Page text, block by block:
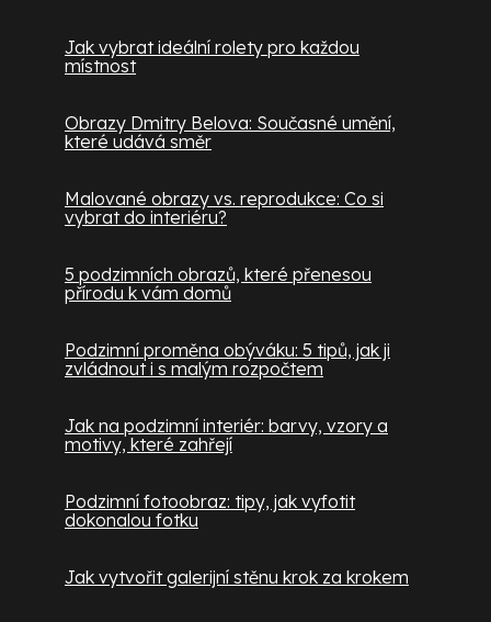
Jak vybrat ideální rolety pro každou
místnost
Obrazy Dmitry Belova: Současné umění,
které udává směr
Malované obrazy vs. reprodukce: Co si
vybrat do interiéru?
5 podzimních obrazů, které přenesou
přírodu k vám domů
Podzimní proměna obýváku: 5 tipů, jak ji
zvládnout i s malým rozpočtem
Jak na podzimní interiér: barvy, vzory a
motivy, které zahřejí
Podzimní fotoobraz: tipy, jak vyfotit
dokonalou fotku
Jak vytvořit galerijní stěnu krok za krokem